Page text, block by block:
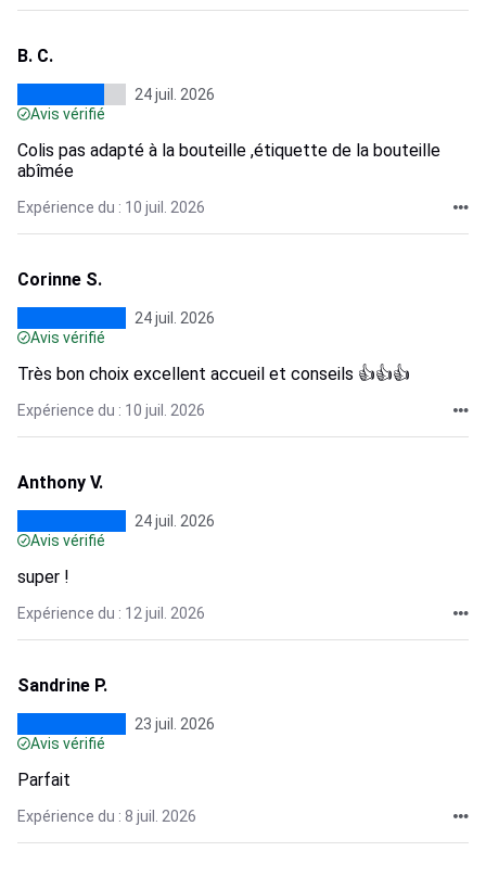
B. C.
24 juil. 2026
Avis vérifié
Colis pas adapté à la bouteille ,étiquette de la bouteille
abîmée
Expérience du : 10 juil. 2026
Corinne S.
24 juil. 2026
Avis vérifié
Très bon choix excellent accueil et conseils 👍👍👍
Expérience du : 10 juil. 2026
Anthony V.
24 juil. 2026
Avis vérifié
super !
Expérience du : 12 juil. 2026
Sandrine P.
23 juil. 2026
Avis vérifié
Parfait
Expérience du : 8 juil. 2026